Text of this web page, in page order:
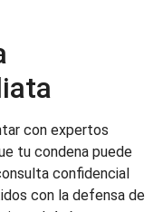
con expertos
tu condena puede
confidencial
con la defensa de